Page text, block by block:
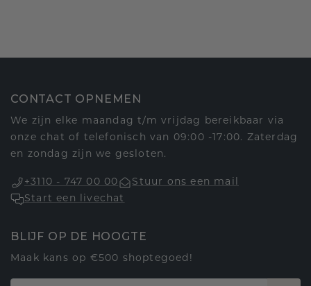
CONTACT OPNEMEN
We zijn elke maandag t/m vrijdag bereikbaar via
onze chat of telefonisch van 09:00 -17:00. Zaterdag
en zondag zijn we gesloten.
+3110 - 747 00 00
Stuur ons een mail
Start een livechat
BLIJF OP DE HOOGTE
Maak kans op €500 shoptegoed!